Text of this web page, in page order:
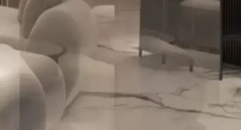
Encontre um corretor